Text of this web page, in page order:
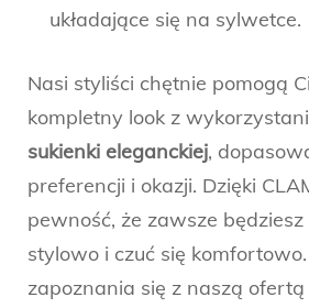
układające się na sylwetce.
Nasi styliści chętnie pomogą
kompletny look z
sukienki eleganckiej,
preferencji i okazji. Dzięki
pewność, że zawsze
stylowo i czuć się
zapoznania się z naszą